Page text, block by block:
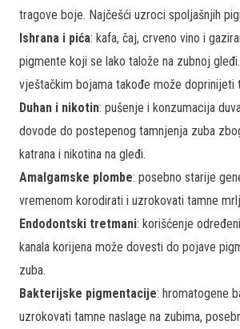
tragove boje. Najčešći uzroci spoljašnjih
Ishrana i pića: kafa, čaj, crveno vino i
pigmente koji se lako talože na zubnoj
vještačkim bojama takođe može doprinijeti
Duhan i nikotin: pušenje i konzumacija
dovode do postepenog tamnjenja zuba
katrana i nikotina na gleđi.
Amalgamske plombe: posebno starije
vremenom korodirati i uzrokovati tamne
Endodontski tretmani: korišćenje
kanala korijena može dovesti do pojave
zuba.
Bakterijske pigmentacije: hromatogene
uzrokovati tamne naslage na zubima,